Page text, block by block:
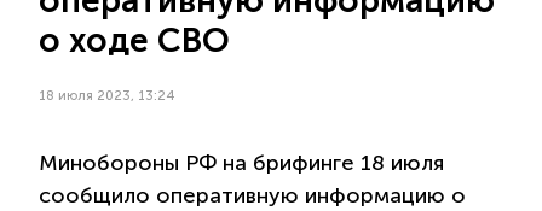
о ходе СВО
18 июля 2023, 13:24
Минобороны РФ на брифинге 18 июля
сообщило оперативную информацию о